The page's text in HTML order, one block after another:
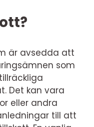
är avsedda att
som
Det kan vara
eller andra
till att